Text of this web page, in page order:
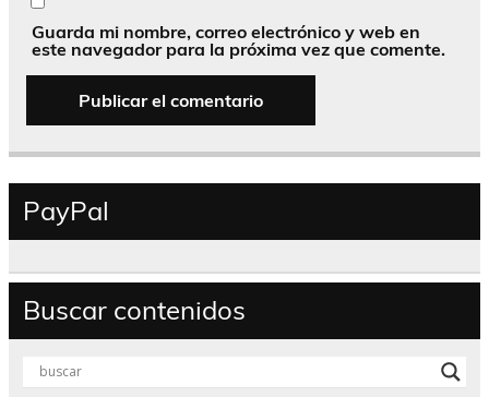
Guarda mi nombre, correo electrónico y web en
este navegador para la próxima vez que comente.
PayPal
Buscar contenidos